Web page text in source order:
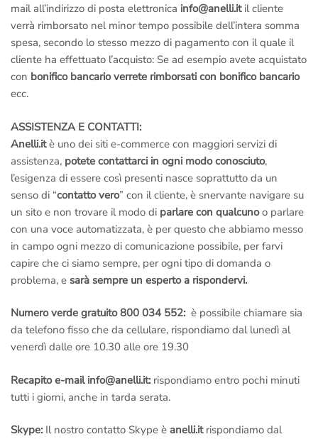
mail all’indirizzo di posta elettronica info@anelli.it il cliente
verrà rimborsato nel minor tempo possibile dell’intera somma
spesa, secondo lo stesso mezzo di pagamento con il quale il
cliente ha effettuato l’acquisto: Se ad esempio avete acquistato
con bonifico bancario verrete rimborsati con bonifico bancario
ecc.
ASSISTENZA E CONTATTI:
Anelli.itè uno dei siti e-commerce con maggiori servizi di
assistenza, potete contattarci in ogni modo conosciuto,
l’esigenza di essere così presenti nasce soprattutto da un
senso di “contatto vero” con il cliente, è snervante navigare su
un sito e non trovare il modo di parlare con qualcunoo parlare
con una voce automatizzata, è per questo che abbiamo messo
in campo ogni mezzo di comunicazione possibile, per farvi
capire che ci siamo sempre, per ogni tipo di domanda o
problema, e sarà sempre un esperto a rispondervi.
Numero verde gratuito 800 034 552: è possibile chiamare sia
da telefono fisso che da cellulare, rispondiamo dal lunedì al
venerdì dalle ore 10.30 alle ore 19.30
Recapito e-mail info@anelli.it: rispondiamo entro pochi minuti
tutti i giorni, anche in tarda serata.
Skype: Il nostro contatto Skype è anelli.it rispondiamo dal